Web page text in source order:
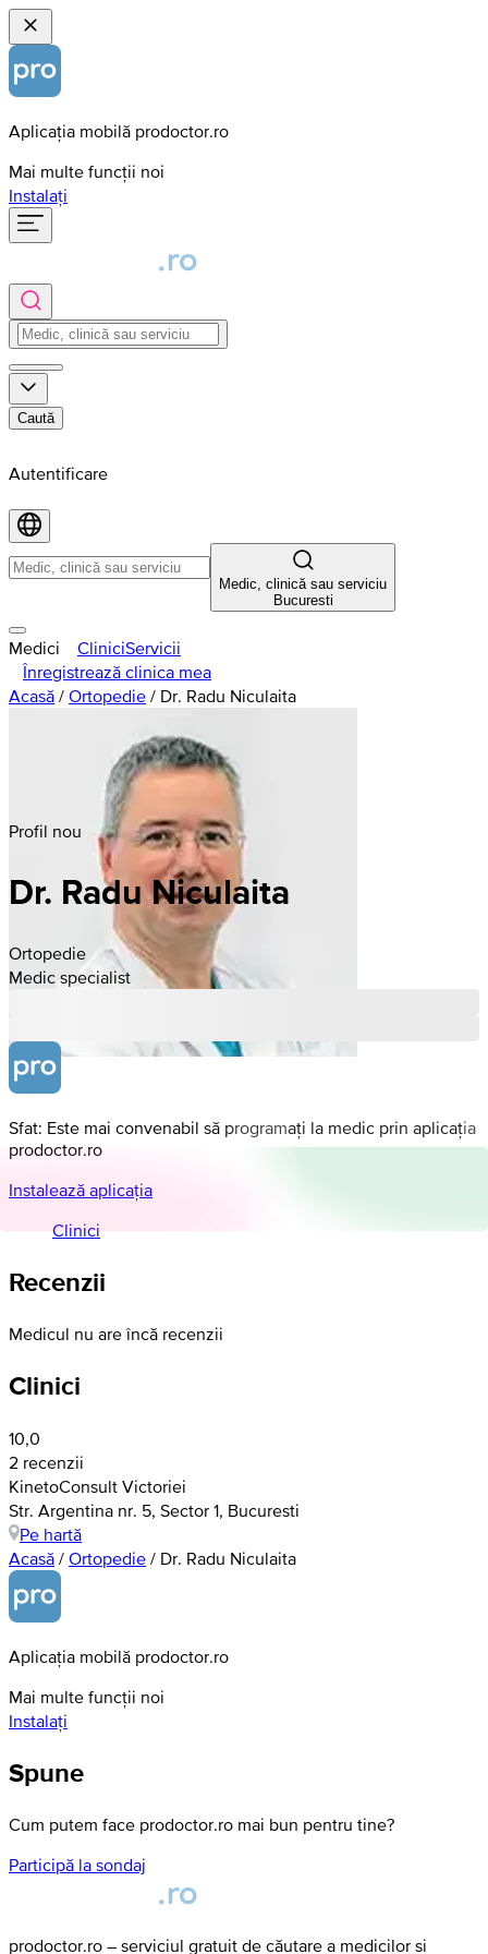
Aplicația mobilă prodoctor.ro
Mai multe funcții noi
Instalați
Caută
Autentificare
Medic, clinică sau serviciu
Bucuresti
Medici CliniciServicii
Înregistrează clinica mea
Acasă / Ortopedie / Dr. Radu Niculaita
Profil nou
Dr. Radu Niculaita
Ortopedie
Medic specialist
Sfat: Este mai convenabil să programați la medic prin aplicația
prodoctor.ro
Instalează aplicația
Clinici
Recenzii
Medicul nu are încă recenzii
Clinici
10,0
2 recenzii
KinetoConsult Victoriei
Str. Argentina nr. 5, Sector 1, Bucuresti
Pe hartă
Acasă / Ortopedie / Dr. Radu Niculaita
Aplicația mobilă prodoctor.ro
Mai multe funcții noi
Instalați
Spune
Cum putem face prodoctor.ro mai bun pentru tine?
Participă la sondaj
prodoctor.ro – serviciul gratuit de căutare a medicilor și